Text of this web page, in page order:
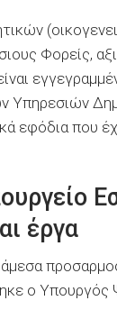
Φορείς,
Υπηρεσιών
εφόδια που
έργα
ο Υπουργός